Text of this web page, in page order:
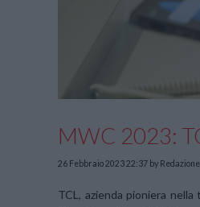
MWC 2023:
26 Febbraio 2023 22:37 by
TCL, azienda pioniera